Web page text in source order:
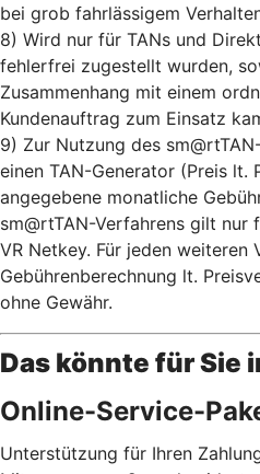
bei grob fahrlässigem
8) Wird nur für TANs und
fehlerfrei zugestellt wurden,
Zusammenhang mit einem
Kundenauftrag zum Einsatz
9) Zur Nutzung des
einen TAN-Generator (Preis lt.
angegebene monatliche
sm@rtTAN-Verfahrens gilt nur
VR Netkey. Für jeden
Gebührenberechnung lt.
ohne Gewähr.
Das könnte für Sie
Online-Service-
Unterstützung für Ihren